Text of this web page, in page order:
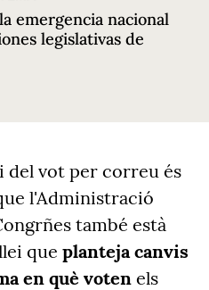
emergencia nacional
legislativas de
del vot per correu és
l'Administració
també està
que planteja canvis
en què voten els